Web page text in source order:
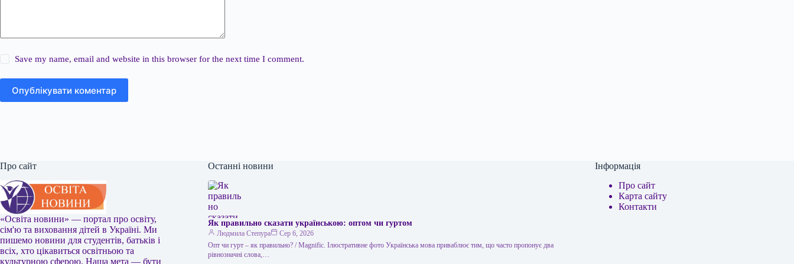
Save my name, email and website in this browser for the next time I comment.
Опублікувати коментар
Про сайт
«Освіта новини» — портал про освіту,
сім'ю та виховання дітей в Україні. Ми
пишемо новини для студентів, батьків і
всіх, хто цікавиться освітньою та
культурною сферою. Наша мета — бути
Останні новини
Як правильно сказати українською: оптом чи гуртом
Людмила Степура
Сер 6, 2026
Опт чи гурт – як правильно? / Мagnific. Ілюстративне фото Українська мова приваблює тим, що часто пропонує два
рівнозначні слова,…
Інформація
Про сайт
Карта сайту
Контакти